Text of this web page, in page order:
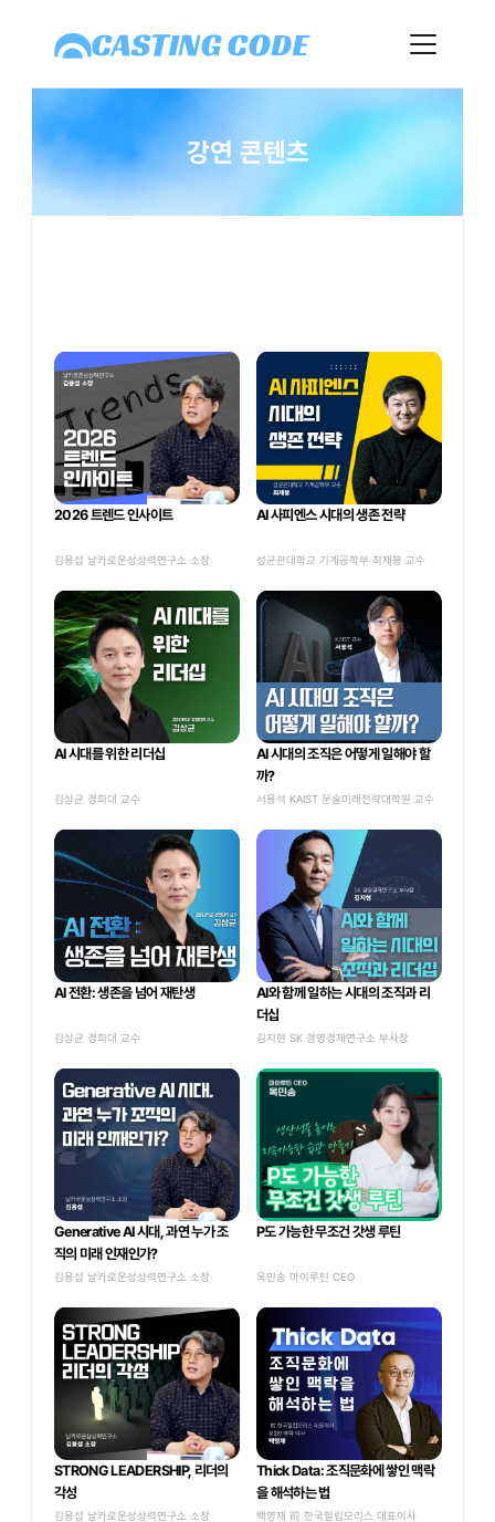
강연 콘텐츠
2026 트렌드 인사이트
김용섭 날카로운상상력연구소 소장
AI 사피엔스 시대의 생존 전략
성균관대학교 기계공학부 최재붕 교수
AI 시대를 위한 리더십
김상균 경희대 교수
AI 시대의 조직은 어떻게 일해야 할
까?
서용석 KAIST 문술미래전략대학원 교수
AI 전환: 생존을 넘어 재탄생
김상균 경희대 교수
AI와 함께 일하는 시대의 조직과 리
더십
김지현 SK 경영경제연구소 부사장
Generative AI 시대, 과연 누가 조
직의 미래 인재인가?
김용섭 날카로운상상력연구소 소장
P도 가능한 무조건 갓생 루틴
옥민송 마이루틴 CEO
STRONG LEADERSHIP, 리더의
각성
김용섭 날카로운상상력연구소 소장
Thick Data: 조직문화에 쌓인 맥락
을 해석하는 법
백영재 前 한국필립모리스 대표이사